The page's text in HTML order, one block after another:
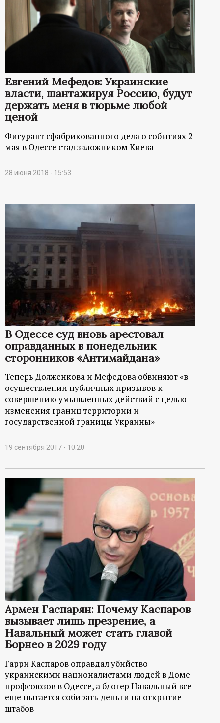
Евгений Мефедов: Украинские
власти, шантажируя Россию, будут
держать меня в тюрьме любой
ценой
Фигурант сфабрикованного дела о событиях 2
мая в Одессе стал заложником Киева
28 июня 2018 - 15:53
В Одессе суд вновь арестовал
оправданных в понедельник
сторонников «Антимайдана»
Теперь Долженкова и Мефедова обвиняют «в
осуществлении публичных призывов к
совершению умышленных действий с целью
изменения границ территории и
государственной границы Украины»
19 сентября 2017 - 10:20
Армен Гаспарян: Почему Каспаров
вызывает лишь презрение, а
Навальный может стать главой
Борнео в 2029 году
Гарри Каспаров оправдал убийство
украинскими националистами людей в Доме
профсоюзов в Одессе, а блогер Навальный все
еще пытается собирать деньги на открытие
штабов